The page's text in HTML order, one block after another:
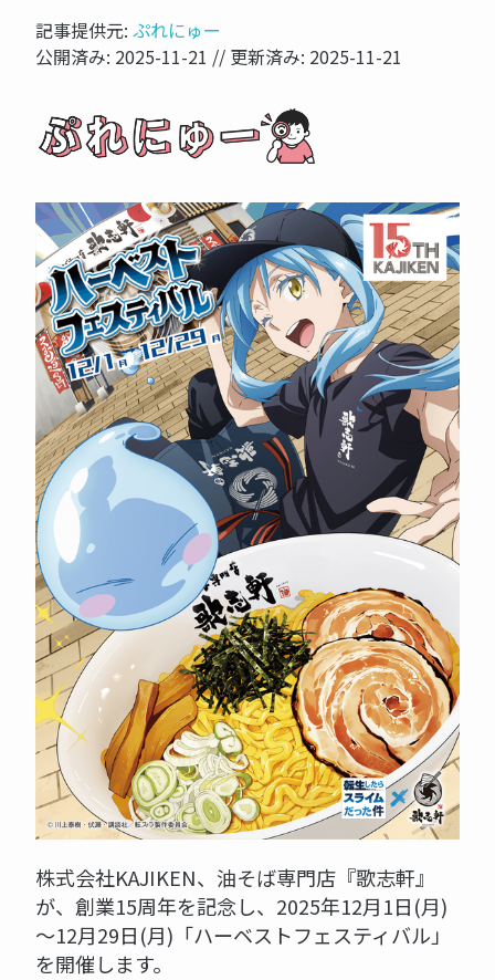
記事提供元: ぷれにゅー
公開済み: 2025-11-21 // 更新済み: 2025-11-21
株式会社KAJIKEN、油そば専門店『歌志軒』
が、創業15周年を記念し、2025年12月1日(月)
～12月29日(月)「ハーベストフェスティバル」
を開催します。